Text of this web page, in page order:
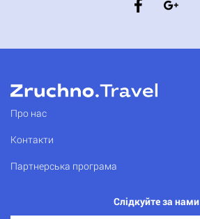
Про нас
Контакти
Партнерська програма
Слідкуйте за нами